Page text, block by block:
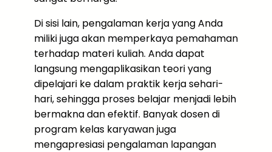
Di sisi lain, pengalaman kerja yang Anda
miliki juga akan memperkaya pemahaman
terhadap materi kuliah. Anda dapat
langsung mengaplikasikan teori yang
dipelajari ke dalam praktik kerja sehari-
hari, sehingga proses belajar menjadi lebih
bermakna dan efektif. Banyak dosen di
program kelas karyawan juga
mengapresiasi pengalaman lapangan